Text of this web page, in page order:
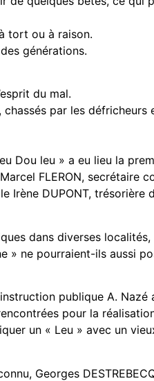
tort ou à raison.
générations.
du mal.
par les
Dou leu » a eu lieu la
FLERON, secrétaire
Irène DUPONT, trésorière
dans diverses
» ne pourraient-ils aussi
publique A.
pour la
un « Leu » avec un
Georges